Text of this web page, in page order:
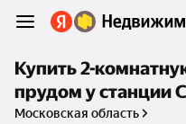
Купить 2-
прудом у станции
Московская область